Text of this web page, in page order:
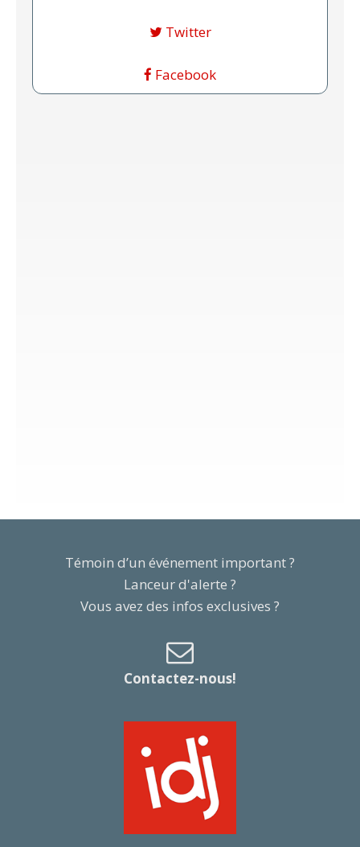
Twitter
Facebook
Témoin d’un événement important ?
Lanceur d'alerte ?
Vous avez des infos exclusives ?
Contactez-nous!